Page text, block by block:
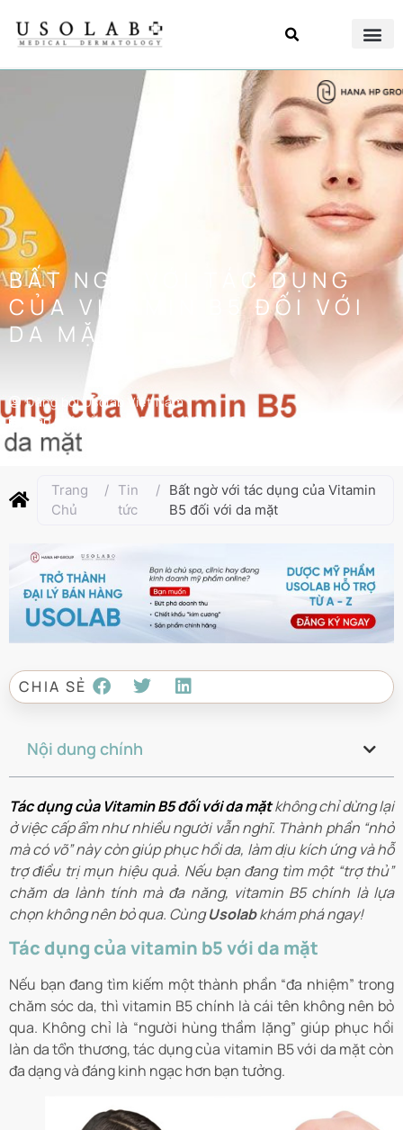
BẤT NGỜ VỚI TÁC DỤNG
CỦA VITAMIN B5 ĐỐI VỚI
DA MẶT
Đăng bởiUsolab Việt Nam
Cập nhật lần cuối:Tháng 4 10, 2025
Trang
Chủ
/ Tin
tức
/ Bất ngờ với tác dụng của Vitamin
B5 đối với da mặt
CHIA SẺ
Nội dung chính
Tác dụng của Vitamin B5 đối với da mặtkhông chỉ dừng lại
ở việc cấp ẩm như nhiều người vẫn nghĩ. Thành phần “nhỏ
mà có võ” này còn giúp phục hồi da, làm dịu kích ứng và hỗ
trợ điều trị mụn hiệu quả. Nếu bạn đang tìm một “trợ thủ”
chăm da lành tính mà đa năng, vitamin B5 chính là lựa
chọn không nên bỏ qua. CùngUsolabkhám phá ngay!
Tác dụng của vitamin b5 với da mặt
Nếu bạn đang tìm kiếm một thành phần “đa nhiệm” trong
chăm sóc da, thì vitamin B5 chính là cái tên không nên bỏ
qua. Không chỉ là “người hùng thầm lặng” giúp phục hồi
làn da tổn thương, tác dụng của vitamin B5 với da mặt còn
đa dạng và đáng kinh ngạc hơn bạn tưởng.